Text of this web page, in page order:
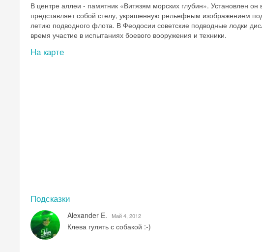
В центре аллеи - памятник «Витязям морских глубин». Установлен
представляет собой стелу, украшенную рельефным изображением
летию подводного флота. В Феодосии советские подводные лодки
время участие в испытаниях боевого вооружения и техники.
На карте
Подсказки
Alexander E. Май 4, 2012
Клева гулять с собакой :-)